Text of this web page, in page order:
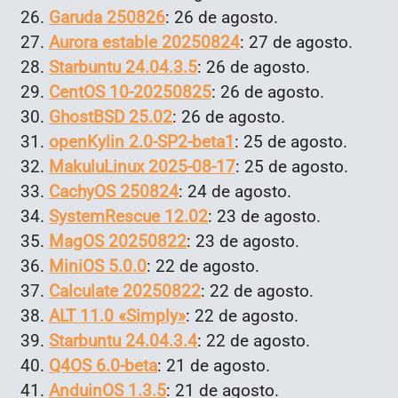
Garuda 250826: 26 de agosto.
Aurora estable 20250824: 27 de agosto.
Starbuntu 24.04.3.5: 26 de agosto.
CentOS 10-20250825: 26 de agosto.
GhostBSD 25.02: 26 de agosto.
openKylin 2.0-SP2-beta1 : 25 de agosto.
MakuluLinux 2025-08-17: 25 de agosto.
CachyOS 250824: 24 de agosto.
SystemRescue 12.02: 23 de agosto.
MagOS 20250822: 23 de agosto.
MiniOS 5.0.0: 22 de agosto.
Calculate 20250822: 22 de agosto.
ALT 11.0 «Simply»: 22 de agosto.
Starbuntu 24.04.3.4: 22 de agosto.
Q4OS 6.0-beta: 21 de agosto.
AnduinOS 1.3.5: 21 de agosto.